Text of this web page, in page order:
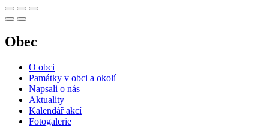
Obec
O obci
Památky v obci a okolí
Napsali o nás
Aktuality
Kalendář akcí
Fotogalerie